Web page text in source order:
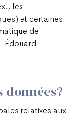
les
et certaines
de
Édouard
données?
relatives aux